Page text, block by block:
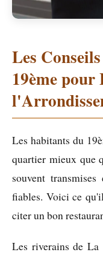
Les
19ème pour
Les habitants du
quartier mieux que
souvent
fiables. Voici ce
citer un bon
Les riverains de